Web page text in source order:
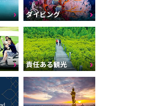
ダイビング
責任ある観光